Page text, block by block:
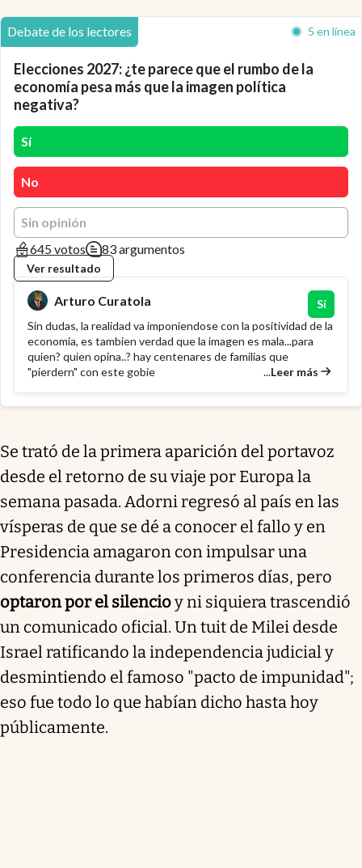
Debate de los lectores 5 en línea
Elecciones 2027: ¿te parece que el rumbo de la
economía pesa más que la imagen política
negativa?
Sí
No
Sin opinión
645 votos
83 argumentos
Ver resultado
Arturo Curatola
Sí
Sin dudas, la realidad va imponiendose con la positividad de la
economia, es tambien verdad que la imagen es mala...para
quien? quien opina..? hay centenares de familias que
"pierdern" con este gobie
...Leer más
Se trató de la primera aparición del portavoz
desde el retorno de su viaje por Europa la
semana pasada. Adorni regresó al país en las
vísperas de que se dé a conocer el fallo y en
Presidencia amagaron con impulsar una
conferencia durante los primeros días, pero
optaron por el silencioy ni siquiera trascendió
un comunicado oficial. Un tuit de Milei desde
Israel ratificando la independencia judicial y
desmintiendo el famoso "pacto de impunidad";
eso fue todo lo que habían dicho hasta hoy
públicamente.